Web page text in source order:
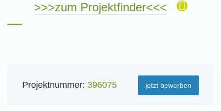
>>>zum Projektfinder<<<
Projektnummer: 396075 jetzt bewerben